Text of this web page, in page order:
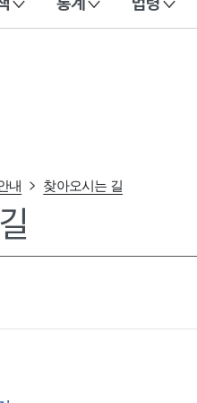
집입니다.
내 찾아오시는 길